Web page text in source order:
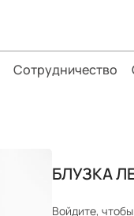
Сотрудничество
БЛУЗКА
Войдите,